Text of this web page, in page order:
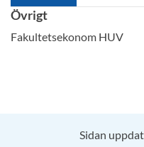
Övrigt
Fakultetsekonom HUV
Sidan